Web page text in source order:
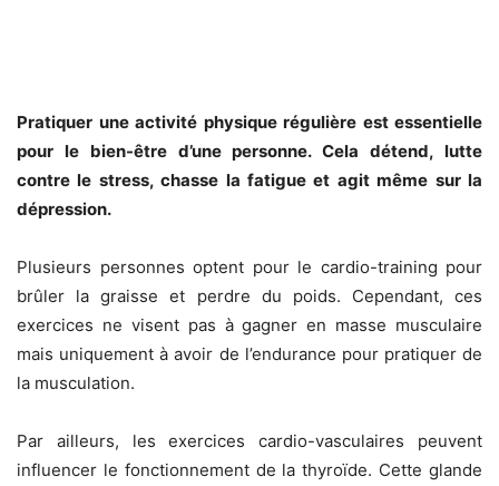
Pratiquer une activité physique régulière est essentielle
pour le bien-être d’une personne. Cela détend, lutte
contre le stress, chasse la fatigue et agit même sur la
dépression.
Plusieurs personnes optent pour le cardio-training pour
brûler la graisse et perdre du poids. Cependant, ces
exercices ne visent pas à gagner en masse musculaire
mais uniquement à avoir de l’endurance pour pratiquer de
la musculation.
Par ailleurs, les exercices cardio-vasculaires peuvent
influencer le fonctionnement de la thyroïde. Cette glande